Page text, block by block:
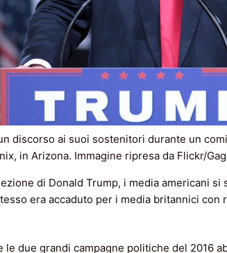
discorso ai suoi sostenitori durante un
in Arizona. Immagine ripresa da Flickr/
di Donald Trump, i media americani
era accaduto per i media britannici
le due grandi campagne politiche del 2016